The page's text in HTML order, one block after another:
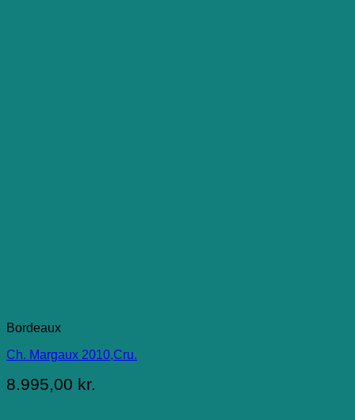
Bordeaux
Ch. Margaux 2010,Cru.
8.995,00 kr.